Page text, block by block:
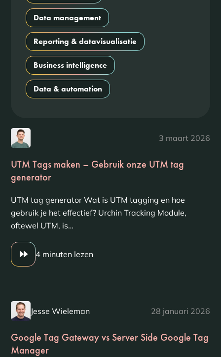
Data management
Reporting & datavisualisatie
Business intelligence
Data & automation
3 maart 2026
UTM Tags maken – Gebruik onze UTM tag
generator
UTM tag generator Wat is UTM tagging en hoe
gebruik je het effectief? Urchin Tracking Module,
oftewel UTM, is…
4 minuten lezen
Jesse Wieleman 28 januari 2026
Google Tag Gateway vs Server Side Google Tag
Manager